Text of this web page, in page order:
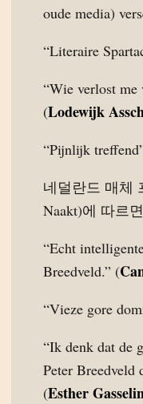
oude media)
“Literaire
“Wie verlost
(Lodewijk
“Pijnlijk
네덜란드 매체
Naakt)에 따르
“Echt
Breedveld.” (
“Vieze gore
“Ik denk dat de
Peter
(Esther